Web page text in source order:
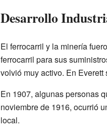
Desarrollo
El ferrocarril y la minería
ferrocarril para sus
volvió muy activo. En
En 1907, algunas personas
noviembre de 1916, ocurrió
local.